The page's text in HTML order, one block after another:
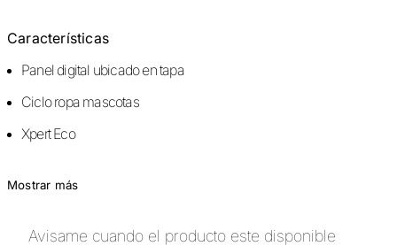
Características
Panel digital ubicado en tapa
Ciclo ropa mascotas
Xpert Eco
Mostrar más
Avisame cuando el producto este disponible